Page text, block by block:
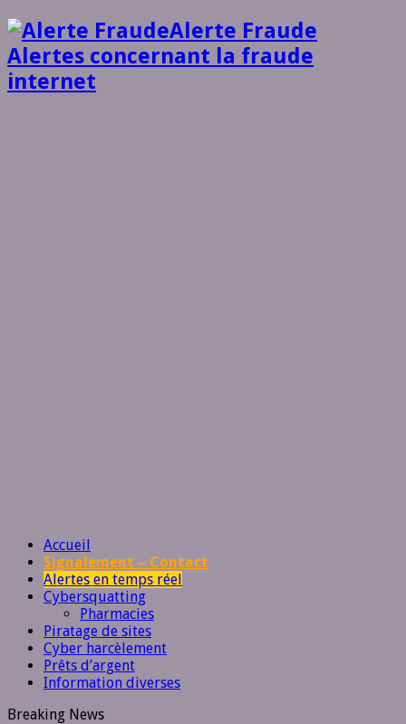
Alerte Fraude
Alertes concernant la fraude
internet
Accueil
Signalement – Contact
Alertes en temps réel
Cybersquatting
Pharmacies
Piratage de sites
Cyber harcèlement
Prêts d’argent
Information diverses
Breaking News